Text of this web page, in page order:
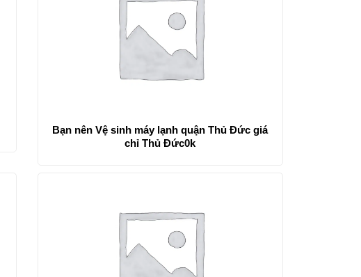
Bạn nên Vệ sinh máy lạnh quận Thủ Đức giá
chỉ Thủ Đức0k